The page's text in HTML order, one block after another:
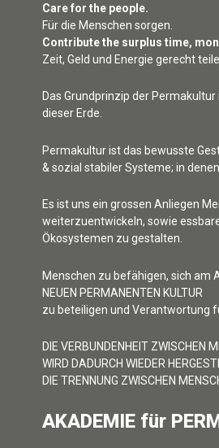
Care for the people.
Für die Menschen sorgen.
Contribute the surplus time,
Zeit, Geld und Energie gerecht
Das Grundprinzip der
dieser Erde.
Permakultur ist das bewusste
& sozial stabiler Systeme; in
Es ist uns ein grossen Anliegen
weiterzuentwickeln, sowie
Ökosystemen zu gestalten.
Menschen zu befähigen, sich am
NEUEN PERMANENTEN KULTUR
zu beteiligen und Verantwortung
DIE VERBUNDENHEIT ZWISCHEN
WIRD DADURCH WIEDER
DIE TRENNUNG ZWISCHEN
AKADEMIE für